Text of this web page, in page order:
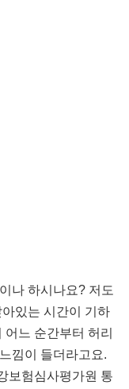
나 하시나요? 저도
있는 시간이 기하
느 순간부터 허리
낌이 들더라고요.
보험심사평가원 통